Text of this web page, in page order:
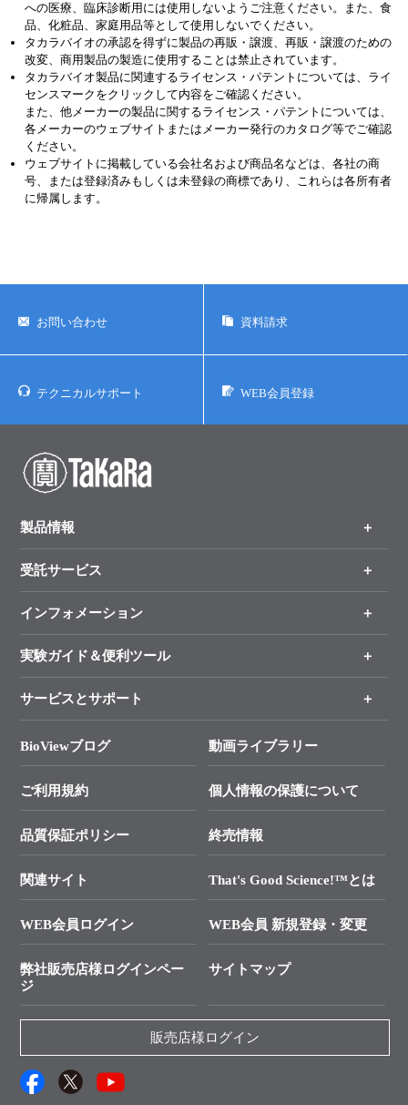
への医療、臨床診断用には使用しないようご注意ください。また、食
品、化粧品、家庭用品等として使用しないでください。
タカラバイオの承認を得ずに製品の再販・譲渡、再販・譲渡のための
改変、商用製品の製造に使用することは禁止されています。
タカラバイオ製品に関連するライセンス・パテントについては、ライ
センスマークをクリックして内容をご確認ください。
また、他メーカーの製品に関するライセンス・パテントについては、
各メーカーのウェブサイトまたはメーカー発行のカタログ等でご確認
ください。
ウェブサイトに掲載している会社名および商品名などは、各社の商
号、または登録済みもしくは未登録の商標であり、これらは各所有者
に帰属します。
お問い合わせ 資料請求
テクニカルサポート WEB会員登録
製品情報
製品一覧
手法から製品を探す
新製品情報
受託サービス
オンライン注文
インフォメーション
キャンペーン
タカラバイオ各種会員募集のお知らせ
終売製品のお知らせ
価格改定のご案内
技術セミナーのご案内
タカラバイオ発表文献
実験ガイド＆便利ツール
リアルタイムPCR実験のススメ
幹細胞・再生医療研究ガイド
クローニング実験ガイド
SMARTer NGSポータルサイト
プライマー設計
制限酵素切断サイトの検索
ユーザーズボイス集
抗体検索サイト
サービスとサポート
総合お問い合わせ
├ 実験コンシェルジュ
├ 受託サービスお問い合わせ
資料請求 機器関連
資料請求 受託関連
資料請求 核酸抽出・精製カタログ
サンプル請求一覧
BioViewブログ 動画ライブラリー
ご利用規約 個人情報の保護について
品質保証ポリシー 終売情報
関連サイト That's Good Science!™とは
WEB会員ログイン WEB会員 新規登録・変更
弊社販売店様ログインペー
ジ
サイトマップ
販売店様ログイン